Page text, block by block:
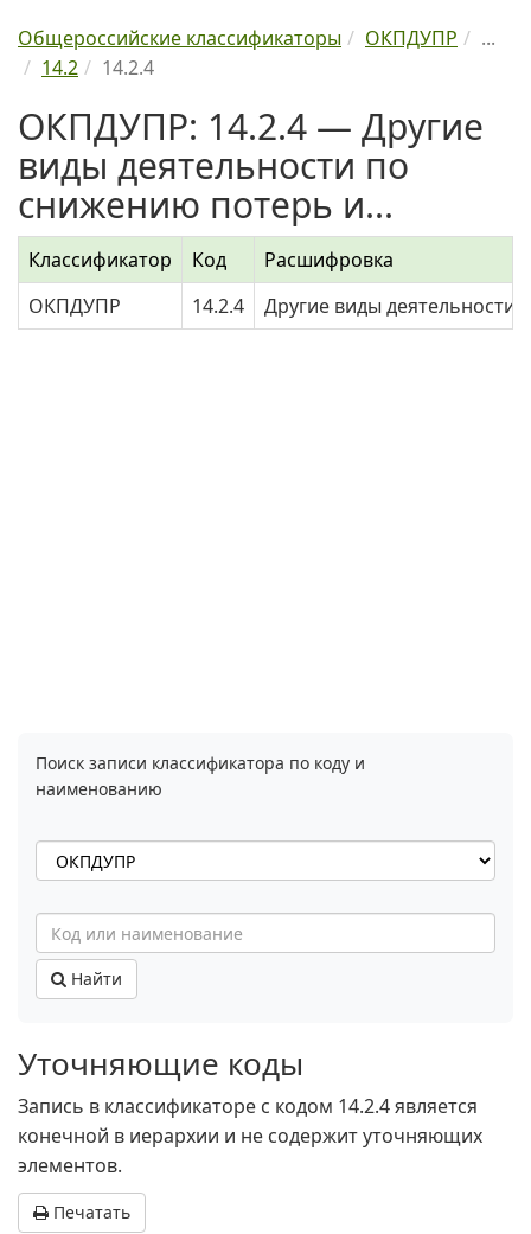
Общероссийские классификаторы ОКПДУПР
...
14.2
14.2.4
ОКПДУПР: 14.2.4 — Другие
виды деятельности по
снижению потерь и...
Классификатор Код
Расшифровка
ОКПДУПР
14.2.4 Другие виды
Поиск записи классификатора по коду и
наименованию
Найти
Уточняющие коды
Запись в классификаторе с кодом 14.2.4 является
конечной в иерархии и не содержит уточняющих
элементов.
Печатать